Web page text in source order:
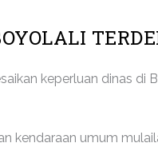
keperluan dinas
kendaraan umum